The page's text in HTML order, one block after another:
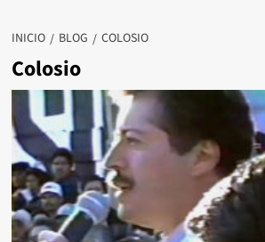
INICIO BLOG COLOSIO
Colosio